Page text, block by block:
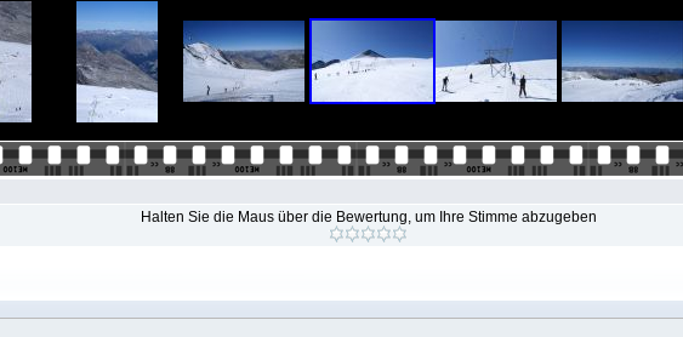
Halten Sie die Maus über die Bewertung, um Ihre Stimme abzugeben